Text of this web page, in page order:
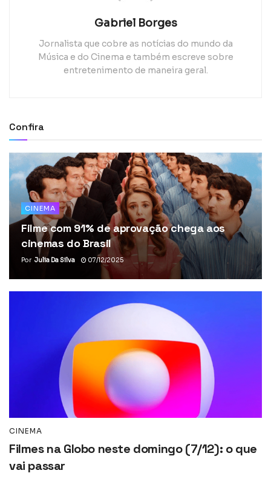
Gabriel Borges
Jornalista que cobre as notícias do mundo da
Música e do Cinema e também escreve sobre
entretenimento de maneira geral.
Confira
CINEMA
Filme com 91% de aprovação chega aos
cinemas do Brasil
Por Julia Da Silva 07/12/2025
CINEMA
Filmes na Globo neste domingo (7/12): o que
vai passar